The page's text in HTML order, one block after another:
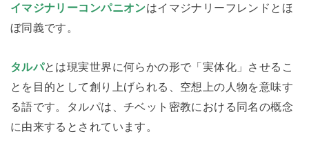
イマジナリーコンパニオンはイマジナリーフレンドとほ
ぼ同義です。
タルパとは現実世界に何らかの形で「実体化」させるこ
とを目的として創り上げられる、空想上の人物を意味す
る語です。タルパは、チベット密教における同名の概念
に由来するとされています。